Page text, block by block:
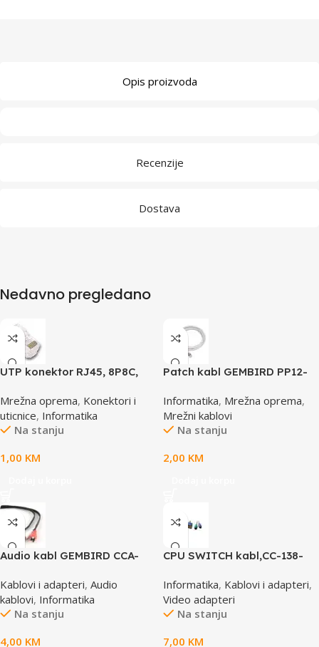
Opis proizvoda
Recenzije
Dostava
Nedavno pregledano
UTP konektor RJ45, 8P8C,
Mrežna oprema, Konektori i
uticnice, Informatika
Na stanju
1,00 KM
Patch kabl GEMBIRD PP12-
Informatika, Mrežna oprema,
Mrežni kablovi
Na stanju
2,00 KM
Audio kabl GEMBIRD CCA-
phono, 1,5m
Kablovi i adapteri, Audio
kablovi, Informatika
Na stanju
4,00 KM
CPU SWITCH kabl,CC-138-
Informatika, Kablovi i adapteri,
Video adapteri
Na stanju
7,00 KM